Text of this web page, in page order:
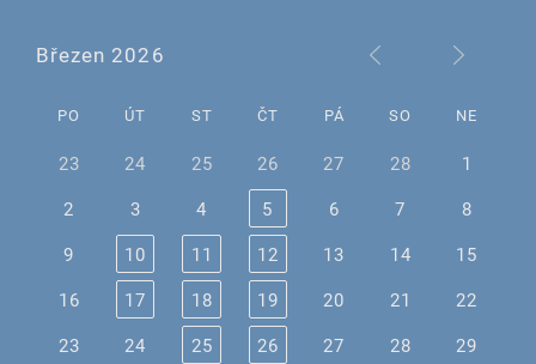
Březen 2026
PO ÚT ST ČT PÁ SO NE
23 24 25 26 27 28
1
2
3 4 5 6 7
8
9
10 11 12 13 14
15
16
17 18 19 20 21
22
23
24 25 26 27 28
29